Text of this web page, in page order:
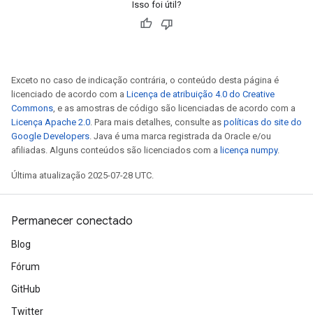
Isso foi útil?
Exceto no caso de indicação contrária, o conteúdo desta página é
licenciado de acordo com a Licença de atribuição 4.0 do Creative
Commons, e as amostras de código são licenciadas de acordo com a
Licença Apache 2.0. Para mais detalhes, consulte as políticas do site do
Google Developers. Java é uma marca registrada da Oracle e/ou
afiliadas. Alguns conteúdos são licenciados com a licença numpy.
Última atualização 2025-07-28 UTC.
Permanecer conectado
Blog
Fórum
GitHub
Twitter